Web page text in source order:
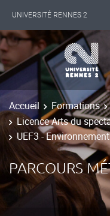
UNIVERSITÉ RENNES 2
INTERNATIONAL
LES NOUVELLES DE RENNES
Accueil Formations
Licence Arts du
UEF3 -
PARCOURS